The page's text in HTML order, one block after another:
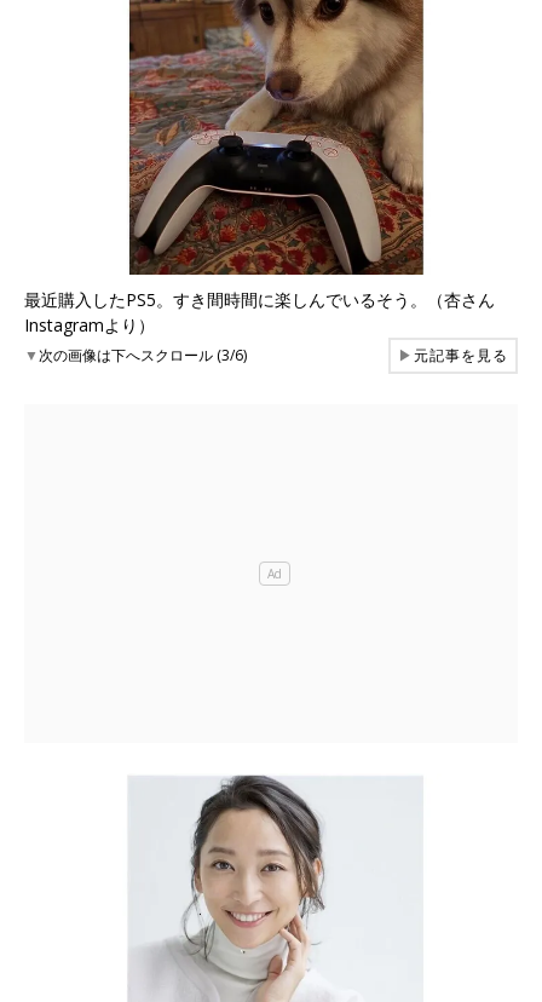
最近購入したPS5。すき間時間に楽しんでいるそう。（杏さん
Instagramより）
▼次の画像は下へスクロール (3/6) ▶元記事を見る